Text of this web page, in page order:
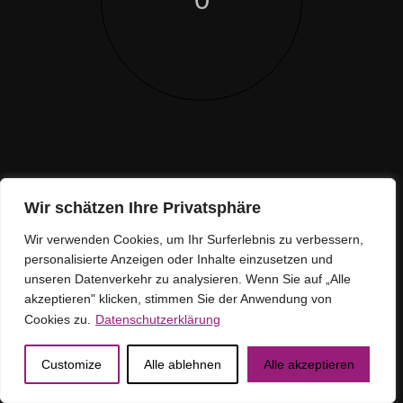
Wir schätzen Ihre Privatsphäre
Wir verwenden Cookies, um Ihr Surferlebnis zu verbessern,
personalisierte Anzeigen oder Inhalte einzusetzen und
unseren Datenverkehr zu analysieren. Wenn Sie auf „Alle
akzeptieren" klicken, stimmen Sie der Anwendung von
Cookies zu.
Datenschutzerklärung
Customize Alle ablehnen Alle akzeptieren
Loading ...
Design byModern Papers Agentur.